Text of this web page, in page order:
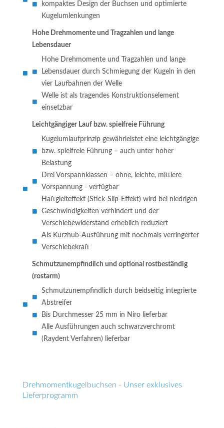
kompaktes Design der Buchsen und optimierte
Kugelumlenkungen
Hohe Drehmomente und Tragzahlen und lange
Lebensdauer
Hohe Drehmomente und Tragzahlen und lange
Lebensdauer durch Schmiegung der Kugeln in den
vier Laufbahnen der Welle
Welle ist als tragendes Konstruktionselement
einsetzbar
Leichtgängiger Lauf bzw. spielfreie Führung
Kugelumlaufprinzip gewährleistet eine leichtgängige
bzw. spielfreie Führung – auch unter hoher
Belastung
Drei Vorspannklassen – ohne, leichte, mittlere
Vorspannung - verfügbar
Haftgleiteffekt (Stick-Slip-Effekt) wird bei niedrigen
Geschwindigkeiten verhindert und der
Verschiebewiderstand erheblich reduziert
Als Kurzhub-Ausführung mit nochmals verringerter
Verschiebekraft
Schmutzunempfindlich und optional rostbeständig
(rostarm)
Schmutzunempfindlich durch beidseitig integrierte
Abstreifer
Bis Durchmesser 25 mm in Niro lieferbar
Alle Ausführungen auch schwarzverchromt
(Raydent Verfahren) lieferbar
Drehmomentkugelbuchsen - Unser exklusives
Lieferprogramm